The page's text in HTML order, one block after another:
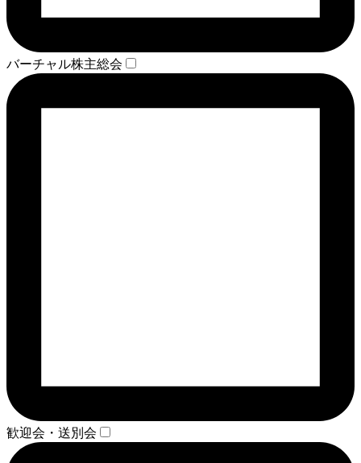
バーチャル株主総会
歓迎会・送別会